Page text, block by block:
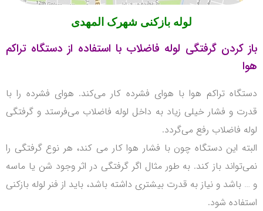
لوله بازکنی شهرک المهدی
باز کردن گرفتگی لوله فاضلاب با استفاده از دستگاه تراکم
هوا
دستگاه تراکم هوا با هوای فشرده کار می‌کند. هوای فشرده را با
قدرت و فشار خیلی زیاد به داخل لوله فاضلاب می‌فرستد و گرفتگی
لوله فاضلاب رفع می‌گردد.
البته این دستگاه چون با فشار هوا کار می کند، هر نوع گرفتگی را
نمی‌تواند باز کند. به طور مثال اگر گرفتگی در اثر وجود شن یا ماسه
و … باشد و نیاز به قدرت بیشتری داشته باشد، باید از فنر لوله بازکنی
استفاده شود.